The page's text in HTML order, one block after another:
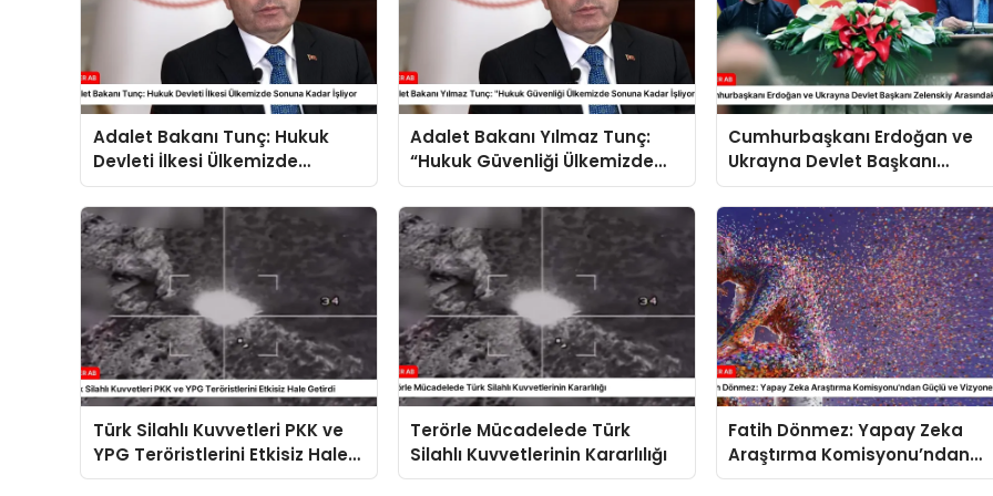
Adalet Bakanı Tunç: Hukuk
Devleti İlkesi Ülkemizde
Sonuna Kadar İşliyor
Adalet Bakanı Yılmaz Tunç:
“Hukuk Güvenliği Ülkemizde
Sonuna Kadar İşliyor”
Cumhurbaşkanı Erdoğan ve
Ukrayna Devlet Başkanı
Zelenskiy Arasındaki
Türk Silahlı Kuvvetleri PKK ve
YPG Teröristlerini Etkisiz Hale
Getirdi
Terörle Mücadelede Türk
Silahlı Kuvvetlerinin Kararlılığı
Fatih Dönmez: Yapay Zeka
Araştırma Komisyonu’ndan
Güçlü ve Vizyoner Adımlar